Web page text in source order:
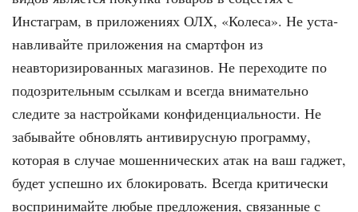
Инстаграм, в приложениях ОЛХ, «Колеса». Не уста­
навливайте приложения на смартфон из
неавторизированных магазинов. Не переходите по
подозрительным ссыл­кам и всегда внимательно
следите за настройками конфиденциальности. Не
забывайте обновлять антивирус­ную программу,
которая в случае мо­шеннических атак на ваш гаджет,
будет успешно их блокировать. Всегда крити­чески
воспринимайте любые предложе­ния, связанные с